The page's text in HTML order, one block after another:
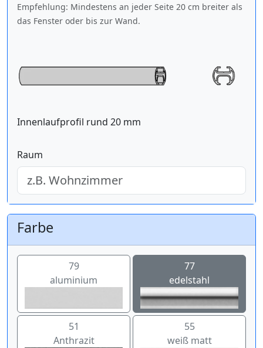
Empfehlung: Mindestens an jeder Seite 20 cm breiter als
das Fenster oder bis zur Wand.
Innenlaufprofil rund 20 mm
Raum
Farbe
79
aluminium
77
edelstahl
51
Anthrazit
55
weiß matt